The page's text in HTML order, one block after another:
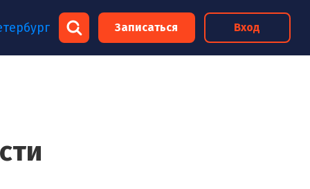
Записаться Вход
×